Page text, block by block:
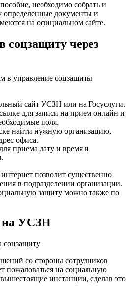
необходимо собрать и
определенные документы и
на официальном сайте.
соцзащиту через
в управление соцзащиты
сайт УСЗН или на Госуслуги.
для записи на прием онлайн и
поля.
найти нужную организацию,
офиса.
приема дату и время и
позволит существенно
в подразделении организации.
защиту можно также по
на УСЗН
со стороны сотрудников
пожаловаться на социальную
инстанции, сделав это